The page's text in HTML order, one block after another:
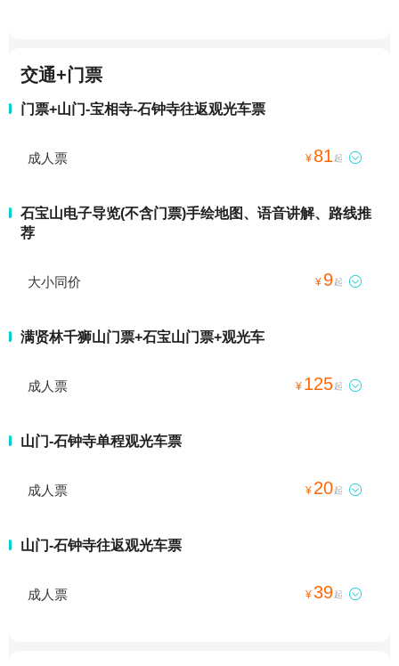
交通+门票
门票+山门-宝相寺-石钟寺往返观光车票
成人票 ¥ 81 起 
石宝山电子导览(不含门票)手绘地图、语音讲解、路线推
荐
大小同价 ¥ 9起 
满贤林千狮山门票+石宝山门票+观光车
成人票 ¥ 125起 
山门-石钟寺单程观光车票
成人票 ¥ 20起 
山门-石钟寺往返观光车票
成人票 ¥39起 